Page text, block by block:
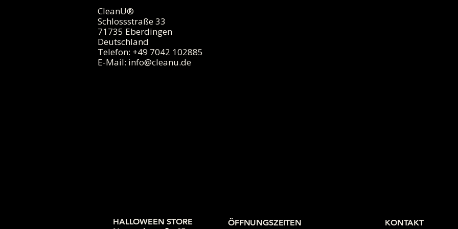
CleanU®
Schlossstraße 33
71735 Eberdingen
Deutschland
Telefon: +49 7042 102885
E-Mail: info@cleanu.de
HALLOWEEN STORE
ÖFFNUNGSZEITEN KONTAKT